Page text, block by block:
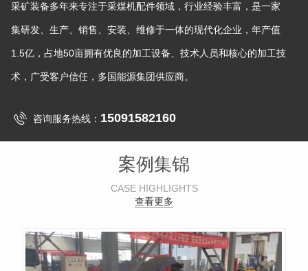
采矿装备多年来专注于采煤机配件领域，行业经验丰富，是一家
集研发、生产、销售、安装、维修于一体的现代化企业，年产值
1.5亿，占地50亩拥有优良的加工设备、技术人员和核心的加工技
术，广受客户信任，多国能源集团供应商。
咨询服务热线： 15091582160
案例集锦
CASE HIGHLIGHTS
查看更多